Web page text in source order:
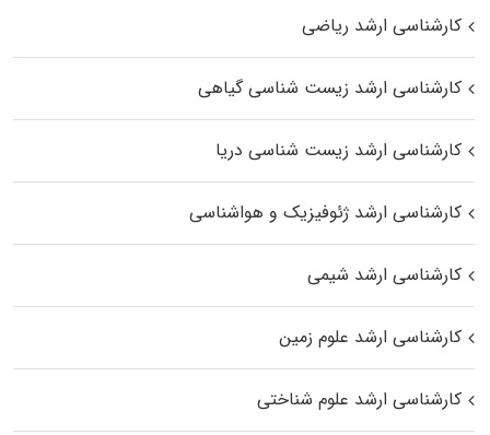
کارشناسی ارشد ریاضی
کارشناسی ارشد زیست‌ شناسی گیاهی
کارشناسی ارشد زیست‌ شناسی دریا
کارشناسی ارشد ژئوفیزیک و هواشناسی
کارشناسی ارشد شیمی
کارشناسی ارشد علوم زمین
کارشناسی ارشد علوم شناختی